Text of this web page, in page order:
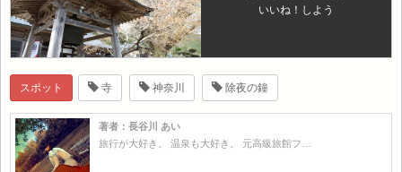
いいね！しよう
スポット 寺 神奈川 除夜の鐘
著者：長谷川 あい
旅行が大好き。 温泉も大好き。 元高級旅館フ…